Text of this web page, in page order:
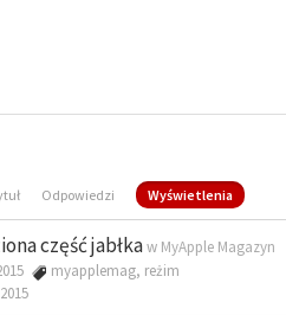
Odpowiedzi Wyświetlenia
część jabłkaw MyApple Magazyn
myapplemag, reżim